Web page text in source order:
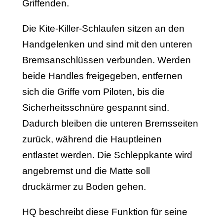
Griffenden.
Die Kite-Killer-Schlaufen sitzen an den
Handgelenken und sind mit den unteren
Bremsanschlüssen verbunden. Werden
beide Handles freigegeben, entfernen
sich die Griffe vom Piloten, bis die
Sicherheitsschnüre gespannt sind.
Dadurch bleiben die unteren Bremsseiten
zurück, während die Hauptleinen
entlastet werden. Die Schleppkante wird
angebremst und die Matte soll
druckärmer zu Boden gehen.
HQ beschreibt diese Funktion für seine